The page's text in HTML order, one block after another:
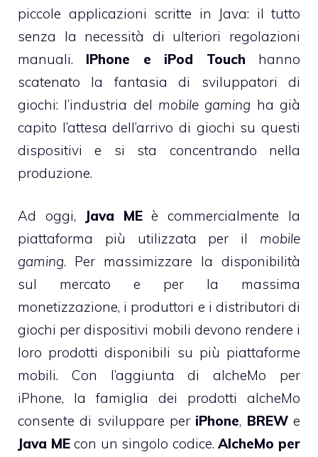
piccole applicazioni scritte in Java: il tutto
senza la necessità di ulteriori regolazioni
manuali. IPhone e iPod Touch hanno
scatenato la fantasia di sviluppatori di
giochi: l’industria del mobile gaming ha già
capito l’attesa dell’arrivo di giochi su questi
dispositivi e si sta concentrando nella
produzione.
Ad oggi, Java MEè commercialmente la
piattaforma più utilizzata per il mobile
gaming. Per massimizzare la disponibilità
sul mercato e per la massima
monetizzazione, i produttori e i distributori di
giochi per dispositivi mobili devono rendere i
loro prodotti disponibili su più piattaforme
mobili. Con l’aggiunta di alcheMo per
iPhone, la famiglia dei prodotti alcheMo
consente di sviluppare per iPhone, BREWe
Java MEcon un singolo codice.AlcheMo per